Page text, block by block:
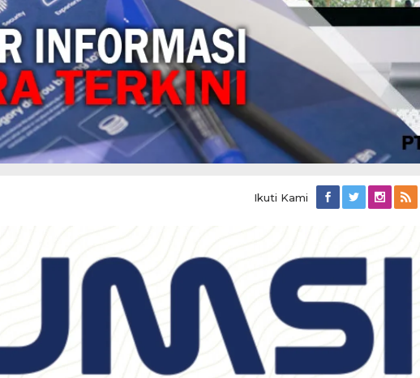
Ikuti Kami